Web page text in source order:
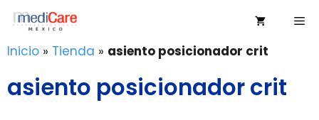
Saltar
contenido
Inicio » Tienda » asiento posicionador crit
asiento posicionador crit